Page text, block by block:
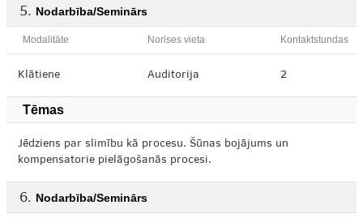
Nodarbība/Seminārs
Modalitāte Norises vieta Kontaktstundas
Klātiene Auditorija 2
Tēmas
Jēdziens par slimību kā procesu. Šūnas bojājums un
kompensatorie pielāgošanās procesi.
Nodarbība/Seminārs